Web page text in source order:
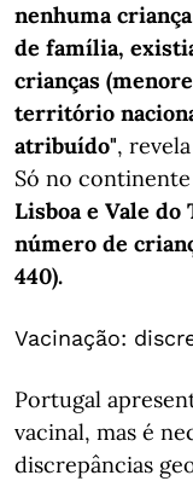
nenhuma
de família,
crianças
território
atribuído",
Só no
Lisboa e Vale do
número de
440).
Vacinação:
Portugal
vacinal, mas é
discrepâncias